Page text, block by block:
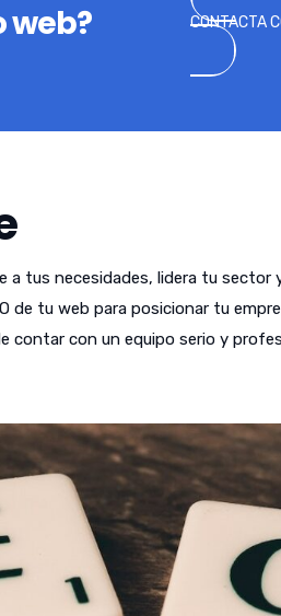
web? CONTACTA
tus necesidades, lidera tu sector
de tu web para posicionar tu
con un equipo serio y